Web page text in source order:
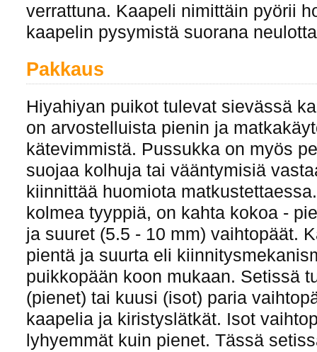
verrattuna. Kaapeli nimittäin pyörii
kaapelin pysymistä suorana
Pakkaus
Hiyahiyan puikot tulevat sievässä
on arvostelluista pienin ja
kätevimmistä. Pussukka on myös
suojaa kolhuja tai vääntymisiä
kiinnittää huomiota
kolmea tyyppiä, on kahta kokoa -
ja suuret (5.5 - 10 mm) vaihtopäät.
pientä ja suurta eli
puikkopään koon mukaan. Setissä
(pienet) tai kuusi (isot) paria
kaapelia ja kiristyslätkät. Isot
lyhyemmät kuin pienet. Tässä